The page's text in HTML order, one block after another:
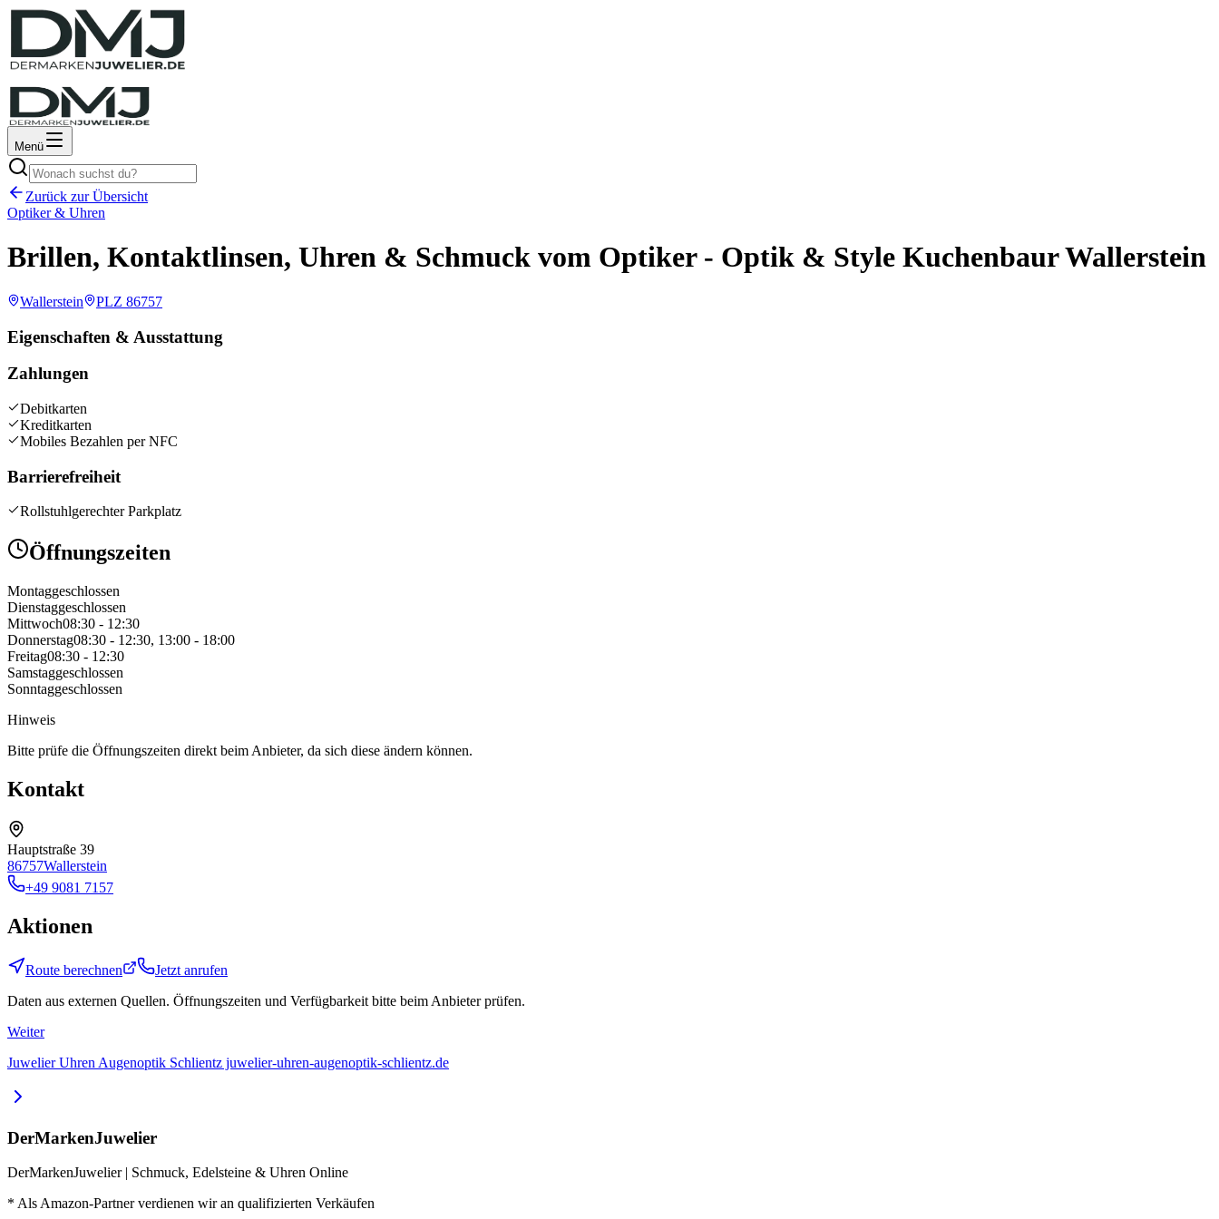
Menü
Zurück zur Übersicht
Optiker & Uhren
Brillen, Kontaktlinsen, Uhren & Schmuck vom Optiker - Optik & Style Kuchenbaur Wallerstein
Wallerstein PLZ 86757
Eigenschaften & Ausstattung
Zahlungen
Debitkarten
Kreditkarten
Mobiles Bezahlen per NFC
Barrierefreiheit
Rollstuhlgerechter Parkplatz
Öffnungszeiten
Montaggeschlossen
Dienstaggeschlossen
Mittwoch08:30 - 12:30
Donnerstag08:30 - 12:30, 13:00 - 18:00
Freitag08:30 - 12:30
Samstaggeschlossen
Sonntaggeschlossen
Hinweis
Bitte prüfe die Öffnungszeiten direkt beim Anbieter, da sich diese ändern können.
Kontakt
Hauptstraße 39
86757Wallerstein
+49 9081 7157
Aktionen
Route berechnen
Jetzt anrufen
Daten aus externen Quellen. Öffnungszeiten und Verfügbarkeit bitte beim Anbieter prüfen.
Weiter
Juwelier Uhren Augenoptik Schlientz juwelier-uhren-augenoptik-schlientz.de
DerMarkenJuwelier
DerMarkenJuwelier | Schmuck, Edelsteine & Uhren Online
* Als Amazon-Partner verdienen wir an qualifizierten Verkäufen